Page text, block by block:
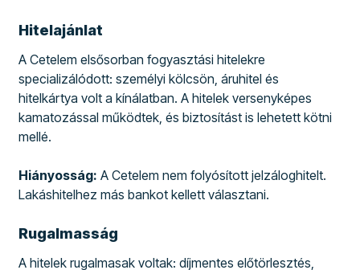
Hitelajánlat
A Cetelem elsősorban fogyasztási hitelekre
specializálódott: személyi kölcsön, áruhitel és
hitelkártya volt a kínálatban. A hitelek versenyképes
kamatozással működtek, és biztosítást is lehetett kötni
mellé.
Hiányosság: A Cetelem nem folyósított jelzáloghitelt.
Lakáshitelhez más bankot kellett választani.
Rugalmasság
A hitelek rugalmasak voltak: díjmentes előtörlesztés,